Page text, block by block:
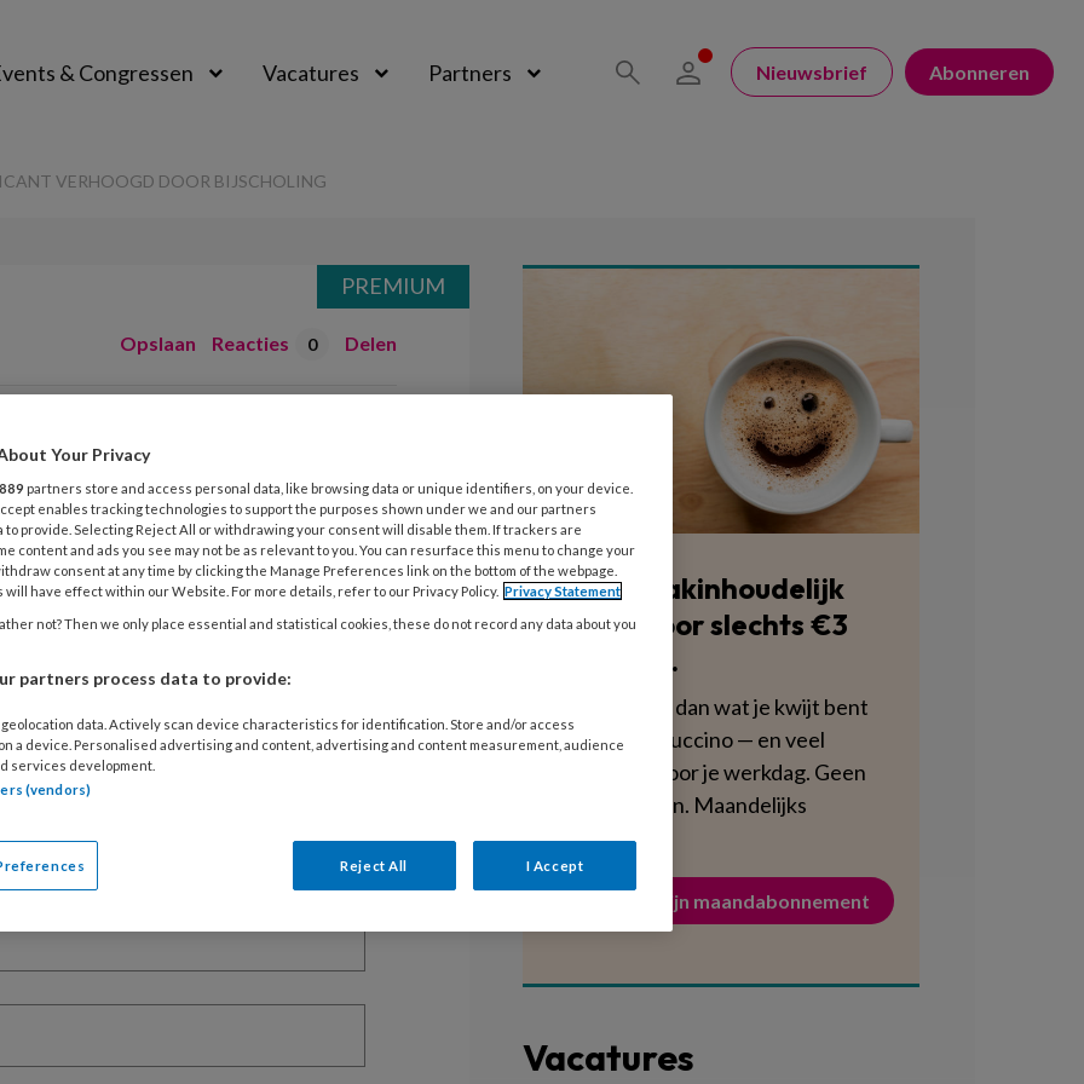
& Congressen Vacatures Partners Nieuwsbrief Abonneren
VERHOOGD DOOR BIJSCHOLING
Opslaan Reacties 0 Delen
significant
lezen?
lees 2 artikelen gratis per maand
PREMIUM
Blijf vakinhoudelijk
scherp voor slechts €3
per week.
Dat is minder dan wat je kwijt bent
aan een cappuccino — en veel
voedzamer voor je werkdag. Geen
verplichtingen. Maandelijks
opzegbaar.
Activeer mijn maandabonnement
Vacatures
Your Privacy
889 partners store and access personal data, like browsing data or unique identifiers, on your device.
enables tracking technologies to support the purposes shown under we and our partners
to provide. Selecting Reject All or withdrawing your consent will disable them. If trackers are
content and ads you see may not be as relevant to you. You can resurface this menu to change your
consent at any time by clicking the Manage Preferences link on the bottom of the webpage.
will have effect within our Website. For more details, refer to our Privacy Policy. Privacy Statement
not? Then we only place essential and statistical cookies, these do not record any data about you
partners process data to provide:
data. Actively scan device characteristics for identification. Store and/or access
a device. Personalised advertising and content, advertising and content measurement, audience
services development.
(vendors)
Reject All I Accept